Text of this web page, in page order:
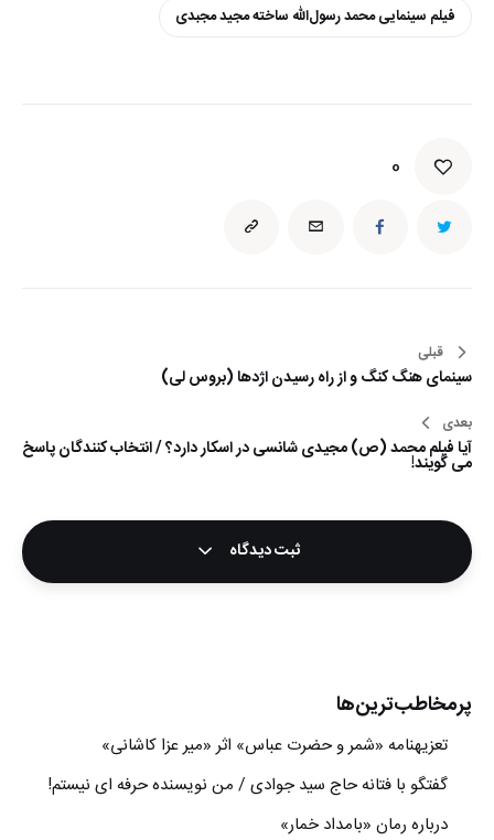
فیلم سینمایی محمد رسول‌الله ساخته مجید مجبدی
0
راهبری
نوشته
قبلی
سینمای هنگ کنگ و از راه رسیدن اژدها (بروس لی)
بعدی
آیا فیلم محمد (ص) مجیدی شانسی در اسکار دارد؟ / انتخاب کنندگان پاسخ
می گویند!
ثبت دیدگاه
پرمخاطب‌ترین‌ها
تعزیه‎نامه‏ «شمر و حضرت عباس» اثر «میر عزا کاشانی»
گفتگو با فتانه حاج سید جوادی / من نویسنده حرفه ای نیستم!
درباره رمان «بامداد خمار»